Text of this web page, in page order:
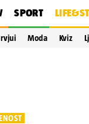
SPORT
Moda Kviz